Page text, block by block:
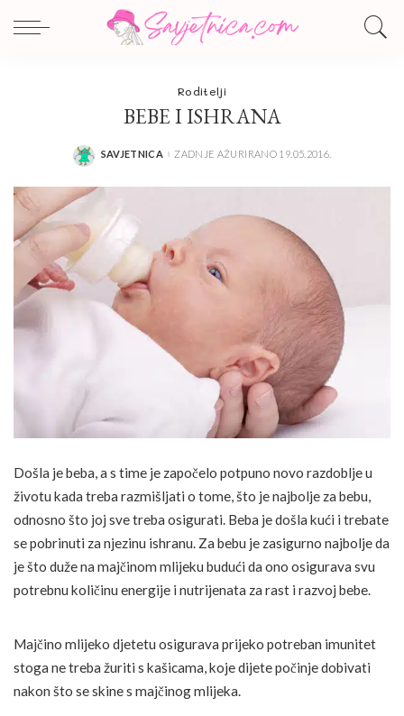
Roditelji
BEBE I ISHRANA
POSTED
SAVJETNICA ZADNJE AŽURIRANO 19.05.2016.
Došla je beba, a s time je započelo potpuno novo razdoblje u
životu kada treba razmišljati o tome, što je najbolje za bebu,
odnosno što joj sve treba osigurati. Beba je došla kući i trebate
se pobrinuti za njezinu ishranu. Za bebu je zasigurno najbolje da
je što duže na majčinom mlijeku budući da ono osigurava svu
potrebnu količinu energije i nutrijenata za rast i razvoj bebe.
Majčino mlijeko djetetu osigurava prijeko potreban imunitet
stoga ne treba žuriti s kašicama, koje dijete počinje dobivati
nakon što se skine s majčinog mlijeka.